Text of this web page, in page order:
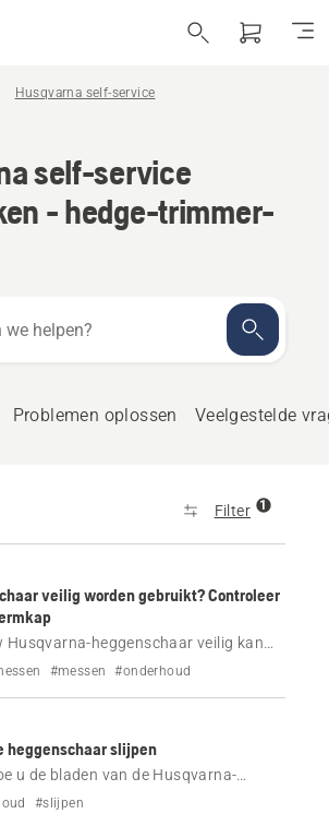
Husqvarna self-service
self-service
- hedge-trimmer-
Problemen oplossen Veelgestelde
Filter 1
veilig worden gebruikt? Controleer
Husqvarna-heggenschaar veilig kan
te weten hoe u de bladen en de
#messen #onderhoud
heggenschaar slijpen
u de bladen van de Husqvarna-
kunt slijpen met deze stapsgewijze
#slijpen